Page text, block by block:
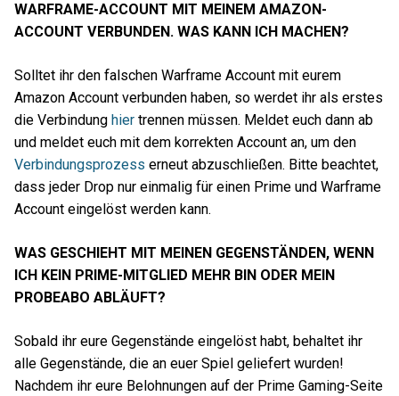
WARFRAME-ACCOUNT MIT MEINEM AMAZON-
ACCOUNT VERBUNDEN. WAS KANN ICH MACHEN?
Solltet ihr den falschen Warframe Account mit eurem
Amazon Account verbunden haben, so werdet ihr als erstes
die Verbindung hier trennen müssen. Meldet euch dann ab
und meldet euch mit dem korrekten Account an, um den
Verbindungsprozess erneut abzuschließen. Bitte beachtet,
dass jeder Drop nur einmalig für einen Prime und Warframe
Account eingelöst werden kann.
WAS GESCHIEHT MIT MEINEN GEGENSTÄNDEN, WENN
ICH KEIN PRIME-MITGLIED MEHR BIN ODER MEIN
PROBEABO ABLÄUFT?
Sobald ihr eure Gegenstände eingelöst habt, behaltet ihr
alle Gegenstände, die an euer Spiel geliefert wurden!
Nachdem ihr eure Belohnungen auf der Prime Gaming-Seite